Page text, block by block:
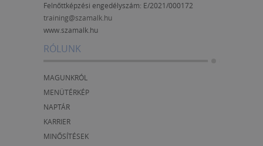
Felnőttképzési engedélyszám: E/2021/000172
training@szamalk.hu
www.szamalk.hu
RÓLUNK
MAGUNKRÓL
MENÜTÉRKÉP
NAPTÁR
KARRIER
MINŐSÍTÉSEK